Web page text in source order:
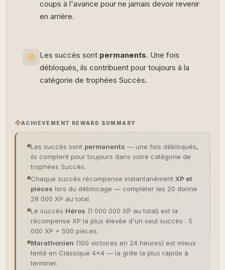
coups à l'avance pour ne jamais devoir revenir
en arrière.
Les succès sont permanents. Une fois
débloqués, ils contribuent pour toujours à la
catégorie de trophées Succès.
ACHIEVEMENT REWARD SUMMARY
Les succès sont permanents — une fois débloqués,
ils comptent pour toujours dans votre catégorie de
trophées Succès.
Chaque succès récompense instantanément XP et
pièces lors du déblocage — compléter les 20 donne
28 000 XP au total.
Le succès Héros (1 000 000 XP au total) est la
récompense XP la plus élevée d'un seul succès : 5
000 XP + 500 pièces.
Marathonien (100 victoires en 24 heures) est mieux
tenté en Classique 4×4 — la grille la plus rapide à
terminer.